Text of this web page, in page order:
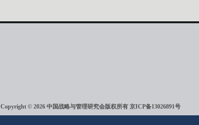
Copyright © 2026 中国战略与管理研究会版权所有 京ICP备13026891号